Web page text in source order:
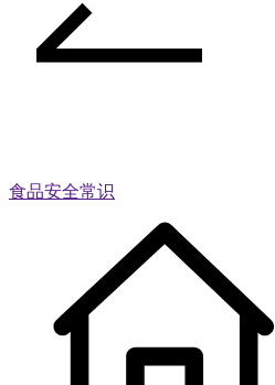
食品安全常识